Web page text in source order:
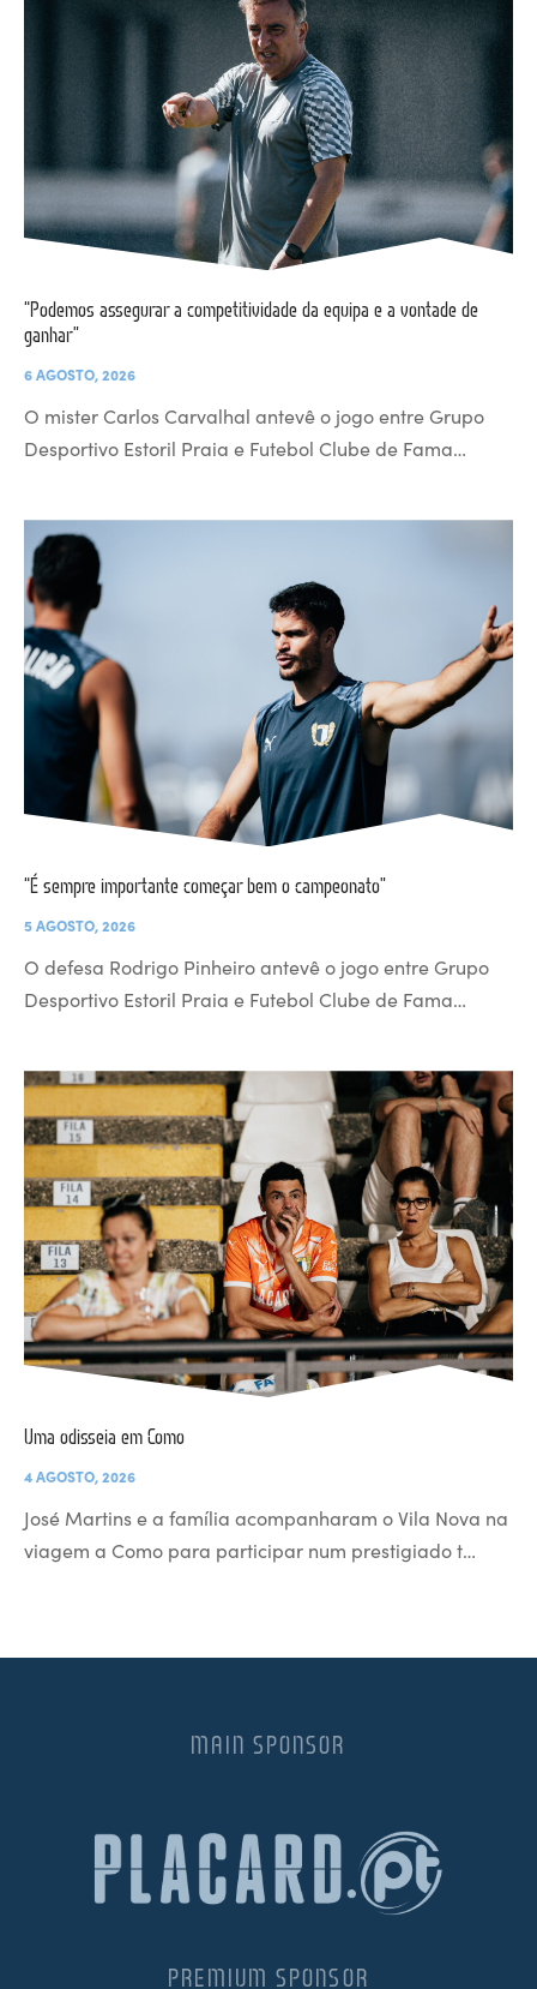
“Podemos assegurar a competitividade da equipa e a vontade de
ganhar”
6 AGOSTO, 2026
O mister Carlos Carvalhal antevê o jogo entre Grupo
Desportivo Estoril Praia e Futebol Clube de Fama…
“É sempre importante começar bem o campeonato”
5 AGOSTO, 2026
O defesa Rodrigo Pinheiro antevê o jogo entre Grupo
Desportivo Estoril Praia e Futebol Clube de Fama…
Uma odisseia em Como
4 AGOSTO, 2026
José Martins e a família acompanharam o Vila Nova na
viagem a Como para participar num prestigiado t…
MAIN SPONSOR
PREMIUM SPONSOR